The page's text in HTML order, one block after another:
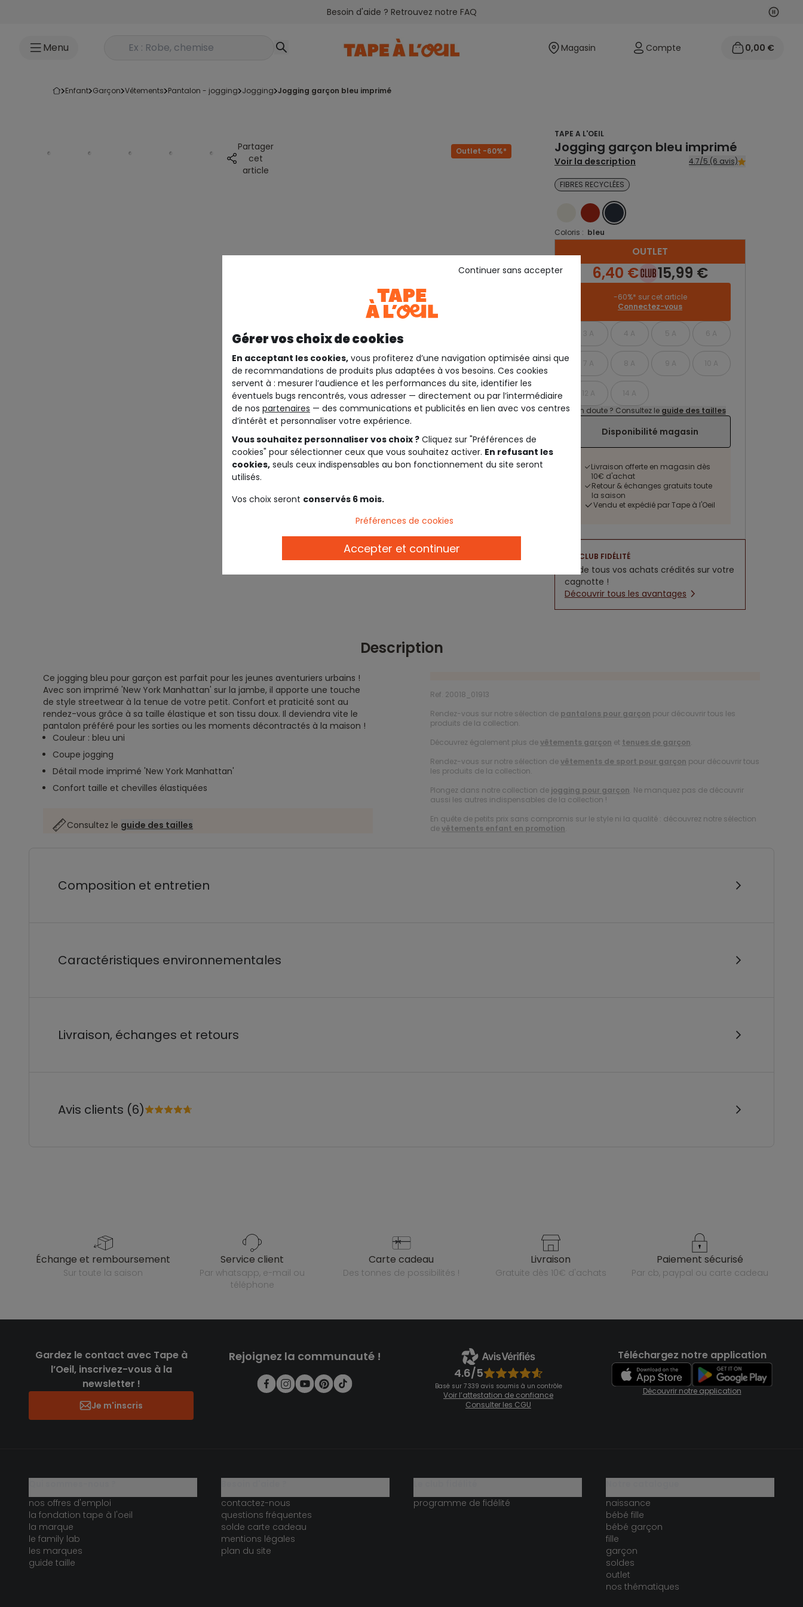
Besoin d'aide ? Retrouvez notre FAQ
Menu Rechercher un produit Magasin Compte 0,00 €
enfant garçon vêtements pantalon - jogging jogging jogging garçon bleu imprimé
Partager
cet
article
Outlet -60%*
TAPE A L'OEIL
Jogging garçon bleu imprimé
Voir la description 4.7/5 (6 avis)
FIBRES RECYCLÉES
ECRUROUGEBLEU
Coloris : bleu
OUTLET
6,40 € 15,99 €
-60%* sur cet article
Connectez-vous
3 A 4 A 5 A 6 A
7 A 8 A 9 A 10 A
12 A
14 A
Un doute ? Consultez le guide des tailles
Disponibilité magasin
Livraison offerte en magasin dès
10€ d'achat
Retour & échanges gratuits toute
la saison
Vendu et expédié par Tape à l'Oeil
CLUB FIDÉLITÉ
5% de tous vos achats crédités sur votre
cagnotte !
Découvrir tous les avantages
Description
Ce jogging bleu pour garçon est parfait pour les jeunes aventuriers urbains !
Avec son imprimé 'New York Manhattan' sur la jambe, il apporte une touche
de style streetwear à la tenue de votre petit. Confort et praticité sont au
rendez-vous grâce à sa taille élastique et son tissu doux. Il deviendra vite le
pantalon préféré pour les sorties ou les moments décontractés à la maison !
Couleur : bleu uni
Coupe jogging
Détail mode imprimé 'New York Manhattan'
Confort taille et chevilles élastiquées
Consultez le guide des tailles
Ref. 20018_01913
Rendez-vous sur notre sélection de pantalons pour garçon pour découvrir tous les
produits de la collection.
Découvrez également plus devêtements garçon et tenues de garçon.
Rendez-vous sur notre sélection devêtements de sport pour garçon pour découvrir tous
les produits de la collection.
Plongez dans notre collection de jogging pour garçon. Ne manquez pas de découvrir
aussi les autres indispensables de la collection !
En quête de petits prix sans compromis sur le style ni la qualité : découvrez notre sélection
devêtements enfant en promotion.
Composition et entretien
Caractéristiques environnementales
Livraison, échanges et retours
Avis clients (6)
échange et remboursement
sur toute la saison
service client
par whatsapp, e-mail ou
téléphone
carte cadeau
des tonnes de possibilités !
livraison
gratuite dès 10€ d'achats
paiement sécurisé
par cb, paypal ou carte cadeau
Gardez le contact avec Tape à
l’Oeil, inscrivez-vous à la
newsletter !
Je m'inscris
Rejoignez la communauté !
4.6/5
Basé sur 7 339 avis soumis à un contrôle
Voir l’attestation de confiance
Consulter les CGU
Téléchargez notre application
Découvrir notre application
nos offres d'emploi
la fondation tape à l'oeil
la marque
le family lab
les marques
guide taille
contactez-nous
questions fréquentes
solde carte cadeau
mentions légales
plan du site
programme de fidélité
naissance
bébé fille
bébé garçon
fille
garçon
soldes
outlet
nos thématiques
Gérer vos choix de cookies
En acceptant les cookies, vous profiterez d’une navigation optimisée ainsi que
de recommandations de produits plus adaptées à vos besoins. Ces cookies
servent à : mesurer l’audience et les performances du site, identifier les
éventuels bugs rencontrés, vous adresser — directement ou par l’intermédiaire
de nos partenaires — des communications et publicités en lien avec vos centres
d’intérêt et personnaliser votre expérience.
Vous souhaitez personnaliser vos choix ? Cliquez sur "Préférences de
cookies" pour sélectionner ceux que vous souhaitez activer. En refusant les
cookies, seuls ceux indispensables au bon fonctionnement du site seront
utilisés.
Vos choix seront conservés 6 mois.
Continuer sans accepter
Préférences de cookies
Accepter et continuer